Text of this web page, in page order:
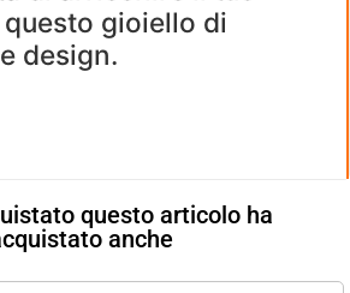
gioiello di
design.
questo articolo ha
anche